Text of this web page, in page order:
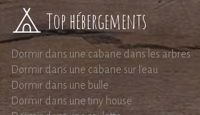
Top hébergements
Dormir dans une cabane dans les arbres
Dormir dans une cabane sur l'eau
Dormir dans une bulle
Dormir dans une tiny house